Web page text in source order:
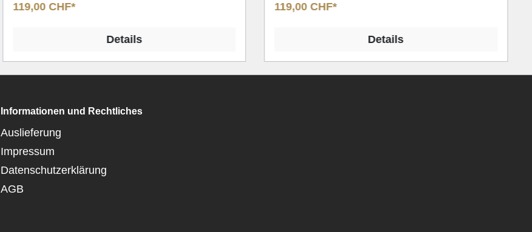
119,00 CHF*
Details
119,00 CHF*
Details
Informationen und Rechtliches
Auslieferung
Impressum
Datenschutzerklärung
AGB